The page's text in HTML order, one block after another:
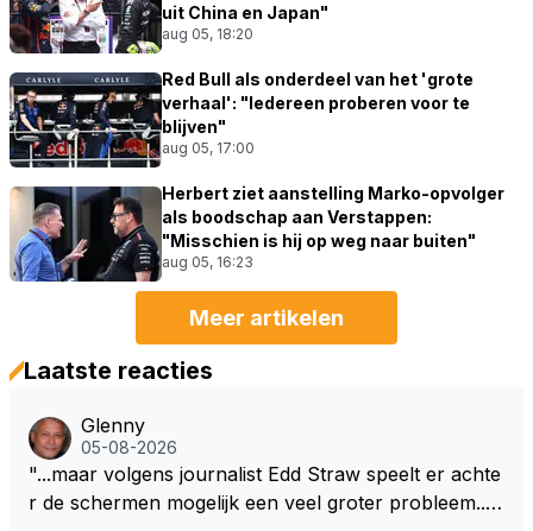
uit China en Japan"
aug 05, 18:20
Red Bull als onderdeel van het 'grote
verhaal': "Iedereen proberen voor te
blijven"
aug 05, 17:00
Herbert ziet aanstelling Marko-opvolger
als boodschap aan Verstappen:
"Misschien is hij op weg naar buiten"
aug 05, 16:23
Meer artikelen
Laatste reacties
Glenny
05-08-2026
"...maar volgens journalist Edd Straw speelt er achte
r de schermen mogelijk een veel groter probleem..."